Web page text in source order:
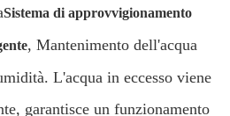
Sistema di approvvigionamento
, Mantenimento dell'acqua
L'acqua in eccesso viene
garantisce un funzionamento